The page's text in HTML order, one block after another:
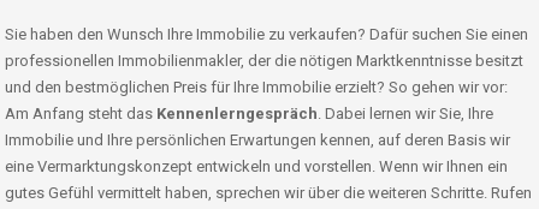
Sie haben den Wunsch Ihre Immobilie zu verkaufen? Dafür suchen Sie einen
professionellen Immobilienmakler, der die nötigen Marktkenntnisse besitzt
und den bestmöglichen Preis für Ihre Immobilie erzielt? So gehen wir vor:
Am Anfang steht das Kennenlerngespräch. Dabei lernen wir Sie, Ihre
Immobilie und Ihre persönlichen Erwartungen kennen, auf deren Basis wir
eine Vermarktungskonzept entwickeln und vorstellen. Wenn wir Ihnen ein
gutes Gefühl vermittelt haben, sprechen wir über die weiteren Schritte. Rufen